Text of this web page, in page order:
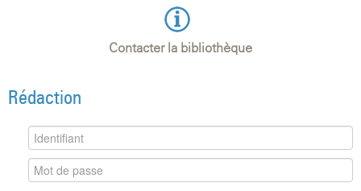
Contacter la bibliothèque
Rédaction